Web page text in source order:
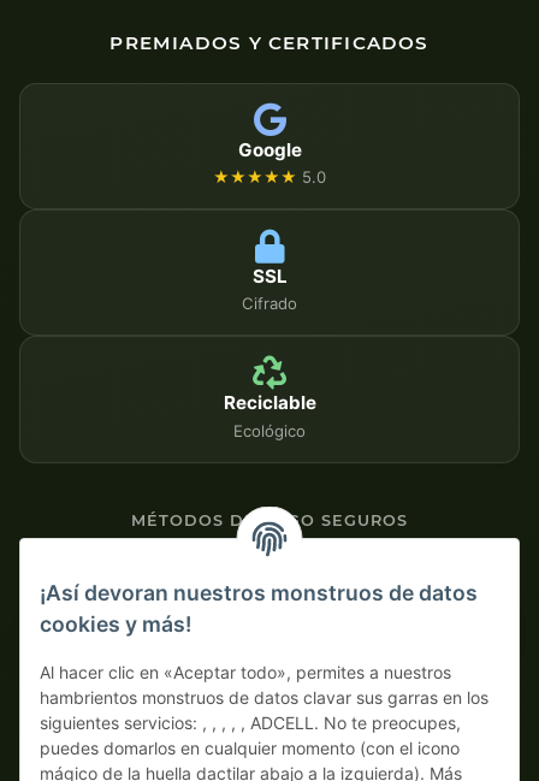
PREMIADOS Y CERTIFICADOS
Google
★★★★★ 5.0
SSL
Cifrado
Reciclable
Ecológico
MÉTODOS DE PAGO SEGUROS
Pago por adelantado con descuento
¡Así devoran nuestros monstruos de datos
cookies y más!
Al hacer clic en «Aceptar todo», permites a nuestros
hambrientos monstruos de datos clavar sus garras en los
siguientes servicios: , , , , , ADCELL. No te preocupes,
puedes domarlos en cualquier momento (con el icono
mágico de la huella dactilar abajo a la izquierda). Más